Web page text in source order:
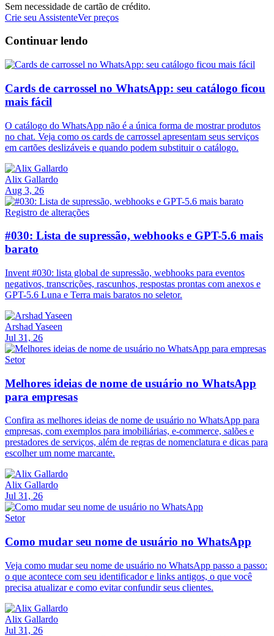
Sem necessidade de cartão de crédito.
Crie seu AssistenteVer preços
Continuar lendo
Cards de carrossel no WhatsApp: seu catálogo ficou
mais fácil
O catálogo do WhatsApp não é a única forma de mostrar produtos
no chat. Veja como os cards de carrossel apresentam seus serviços
em cartões deslizáveis e quando podem substituir o catálogo.
Alix Gallardo
Aug 3, 26
Registro de alterações
#030: Lista de supressão, webhooks e GPT-5.6 mais
barato
Invent #030: lista global de supressão, webhooks para eventos
negativos, transcrições, rascunhos, respostas prontas com anexos e
GPT-5.6 Luna e Terra mais baratos no seletor.
Arshad Yaseen
Jul 31, 26
Setor
Melhores ideias de nome de usuário no WhatsApp
para empresas
Confira as melhores ideias de nome de usuário no WhatsApp para
empresas, com exemplos para imobiliárias, e-commerce, salões e
prestadores de serviços, além de regras de nomenclatura e dicas para
escolher um nome marcante.
Alix Gallardo
Jul 31, 26
Setor
Como mudar seu nome de usuário no WhatsApp
Veja como mudar seu nome de usuário no WhatsApp passo a passo:
o que acontece com seu identificador e links antigos, o que você
precisa atualizar e como evitar confundir seus clientes.
Alix Gallardo
Jul 31, 26